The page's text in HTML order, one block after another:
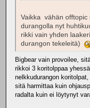
Vaikka vähän offtopic
durangolla nyt
rikki vain yhden
durangon tekeleitä)
Bigbear vain provoilee,
rikkoi 3 koritolppaa
nelkkudurangon
sitä harmittaa kuin
radalta kuin ei löytynyt